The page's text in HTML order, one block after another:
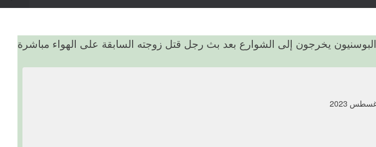
البوسنيون يخرجون إلى الشوارع بعد بث رجل قتل زوجته السابقة على الهواء مباشرة